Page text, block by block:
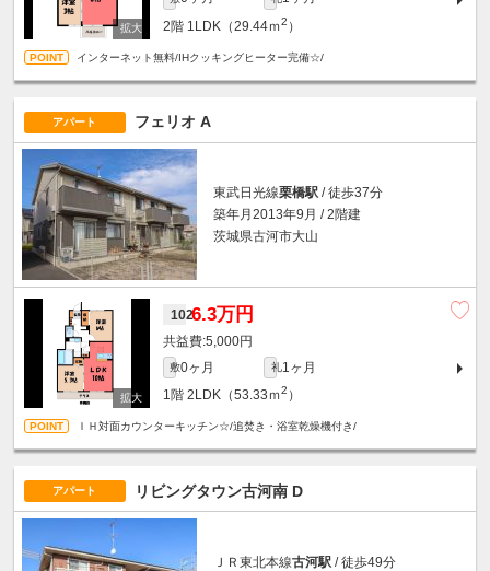
2階 1LDK（29.44ｍ2 ）
インターネット無料/IHクッキングヒーター完備☆/
アパート フェリオ A
東武日光線栗橋駅 / 徒歩37分
築年月2013年9月 / 2階建
茨城県古河市大山
1026.3万円
5,000円
敷0ヶ月 礼1ヶ月
1階 2LDK（53.33ｍ2 ）
ＩＨ対面カウンターキッチン☆/追焚き・浴室乾燥機付き/
アパート リビングタウン古河南 D
ＪＲ東北本線古河駅 / 徒歩49分